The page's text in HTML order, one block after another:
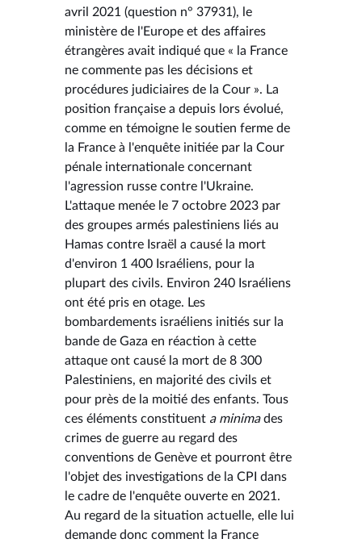
avril 2021 (question n° 37931), le
ministère de l'Europe et des affaires
étrangères avait indiqué que « la France
ne commente pas les décisions et
procédures judiciaires de la Cour ». La
position française a depuis lors évolué,
comme en témoigne le soutien ferme de
la France à l'enquête initiée par la Cour
pénale internationale concernant
l'agression russe contre l'Ukraine.
L'attaque menée le 7 octobre 2023 par
des groupes armés palestiniens liés au
Hamas contre Israël a causé la mort
d'environ 1 400 Israéliens, pour la
plupart des civils. Environ 240 Israéliens
ont été pris en otage. Les
bombardements israéliens initiés sur la
bande de Gaza en réaction à cette
attaque ont causé la mort de 8 300
Palestiniens, en majorité des civils et
pour près de la moitié des enfants. Tous
ces éléments constituent a minimades
crimes de guerre au regard des
conventions de Genève et pourront être
l'objet des investigations de la CPI dans
le cadre de l'enquête ouverte en 2021.
Au regard de la situation actuelle, elle lui
demande donc comment la France